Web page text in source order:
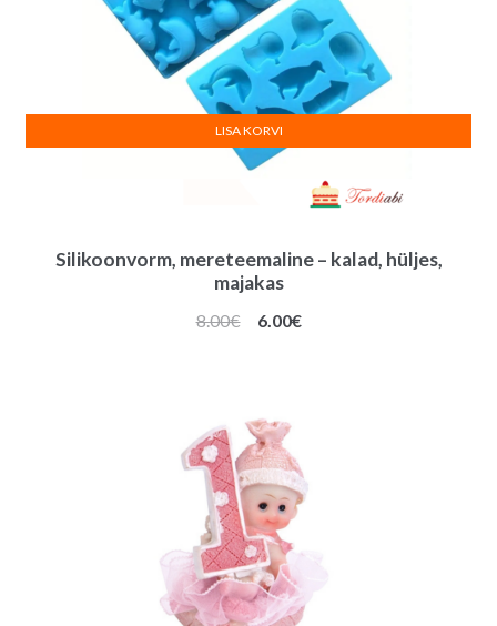
Silikoonvorm, mereteemaline – kalad, hüljes,
majakas
8.00€
Algne
6.00€Praegune
LISA KORVI